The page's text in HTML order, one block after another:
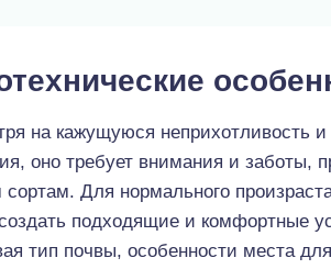
на кажущуюся неприхотливость и
оно требует внимания и заботы,
сортам. Для нормального
подходящие и комфортные
тип почвы, особенности места